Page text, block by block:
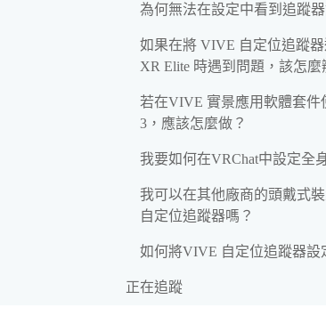
為何無法在設定中看到追蹤器
如果在將 VIVE 自定位追蹤
XR Elite 時遇到問題，該怎麼
若在VIVE 實景應用軟體套件
3，應該怎麼做？
我要如何在VRChat中設定全
我可以在其他廠商的頭戴式
自定位追蹤器嗎？
如何將VIVE 自定位追蹤器設
正在追蹤